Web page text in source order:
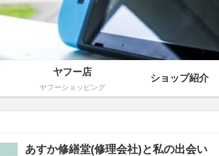
ヤフー店
ヤフーショッピング
ショップ紹介
あすか修繕堂(修理会社)と私の出会い